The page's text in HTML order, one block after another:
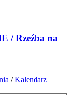
/ Rzeźba na
/Kalendarz